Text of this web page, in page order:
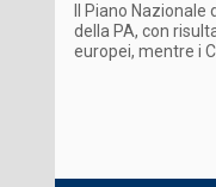
Il Piano
della PA, con
europei, mentre i